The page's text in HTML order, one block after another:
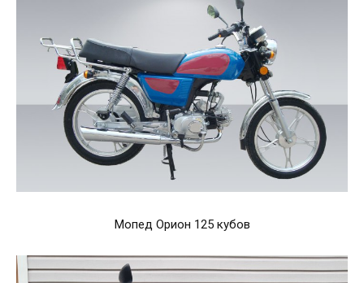
Мопед Орион 125 кубов